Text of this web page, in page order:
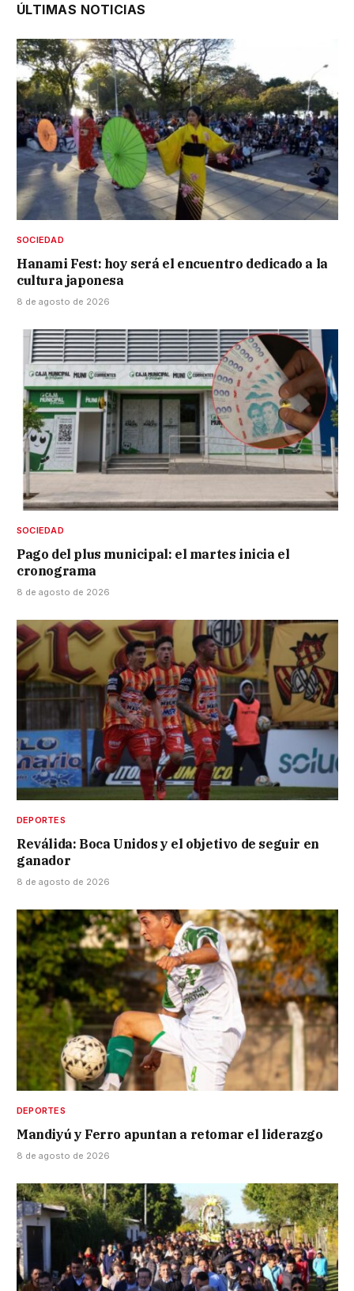
ÚLTIMAS NOTICIAS
SOCIEDAD
Hanami Fest: hoy será el encuentro dedicado a la
cultura japonesa
8 de agosto de 2026
SOCIEDAD
Pago del plus municipal: el martes inicia el
cronograma
8 de agosto de 2026
DEPORTES
Reválida: Boca Unidos y el objetivo de seguir en
ganador
8 de agosto de 2026
DEPORTES
Mandiyú y Ferro apuntan a retomar el liderazgo
8 de agosto de 2026